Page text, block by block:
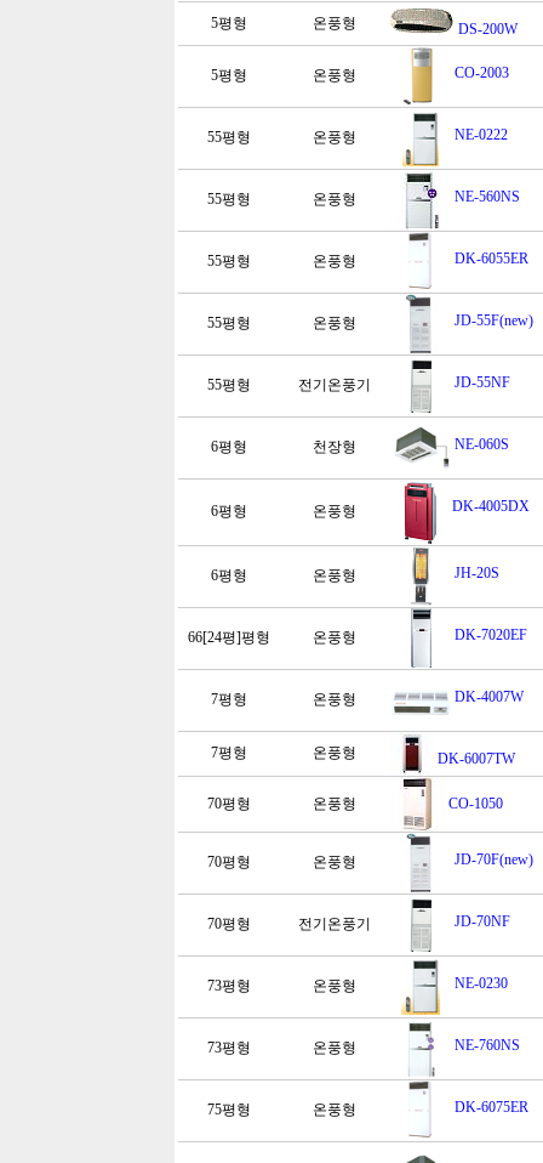
5평형 온풍형 DS-200W
5평형 온풍형 CO-2003
55평형 온풍형 NE-0222
55평형 온풍형 NE-560NS
55평형 온풍형 DK-6055ER
55평형 온풍형 JD-55F(new)
55평형 전기온풍기 JD-55NF
6평형 천장형 NE-060S
6평형 온풍형 DK-4005DX
6평형 온풍형 JH-20S
66[24평]평형 온풍형 DK-7020EF
7평형 온풍형 DK-4007W
7평형 온풍형 DK-6007TW
70평형 온풍형 CO-1050
70평형 온풍형 JD-70F(new)
70평형 전기온풍기 JD-70NF
73평형 온풍형 NE-0230
73평형 온풍형 NE-760NS
75평형 온풍형 DK-6075ER